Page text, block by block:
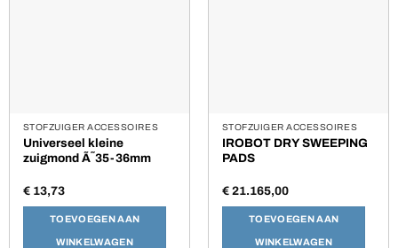
STOFZUIGER ACCESSOIRES
Universeel kleine
zuigmond Ã˜35-36mm
€13,73
TOEVOEGEN AAN
WINKELWAGEN
STOFZUIGER ACCESSOIRES
IROBOT DRY SWEEPING
PADS
€21.165,00
TOEVOEGEN AAN
WINKELWAGEN